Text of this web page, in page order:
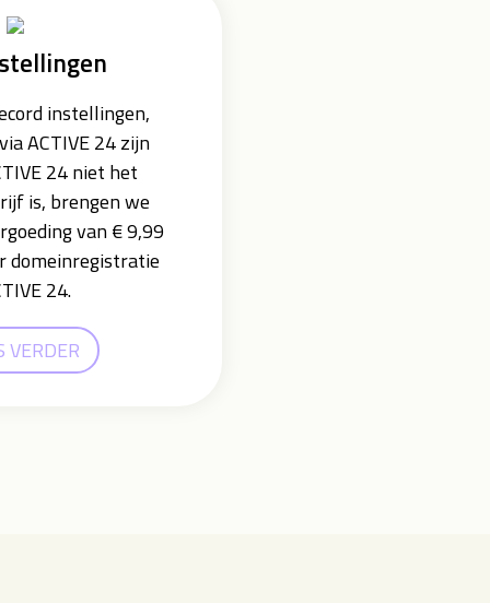
instellingen,
ACTIVE 24 zijn
24 niet het
is, brengen we
van € 9,99
domeinregistratie
24.
VERDER